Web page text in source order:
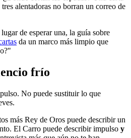
alentadoras no borran un correo de
de esperar una, la guía sobre
da un marco más limpio que
frío
No puede sustituir lo que
más Rey de Oros puede describir un
El Carro puede describir impulso y